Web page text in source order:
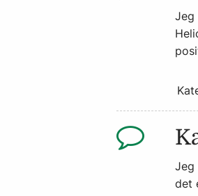
Jeg
Jeg
det